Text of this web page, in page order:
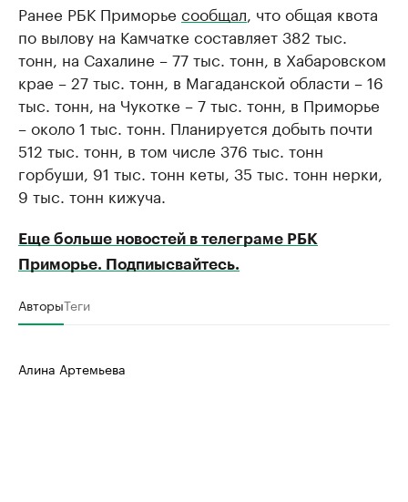
Ранее РБК Приморье сообщал , что общая квота
по вылову на Камчатке составляет 382 тыс.
тонн, на Сахалине – 77 тыс. тонн, в Хабаровском
крае – 27 тыс. тонн, в Магаданской области – 16
тыс. тонн, на Чукотке – 7 тыс. тонн, в Приморье
– около 1 тыс. тонн. Планируется добыть почти
512 тыс. тонн, в том числе 376 тыс. тонн
горбуши, 91 тыс. тонн кеты, 35 тыс. тонн нерки,
9 тыс. тонн кижуча.
Еще больше новостей в телеграме РБК
Приморье. Подпиысвайтесь.
АвторыТеги
Алина Артемьева